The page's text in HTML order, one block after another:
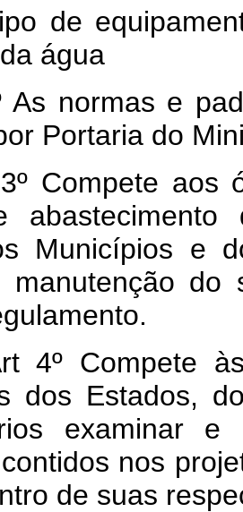
água
normas e
Portaria do
aos
Municípios e
manutenção
Compete às
dos Estados,
examinar
nos
de suas